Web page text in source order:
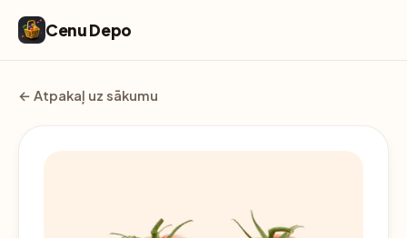
Cenu Depo
← Atpakaļ uz sākumu